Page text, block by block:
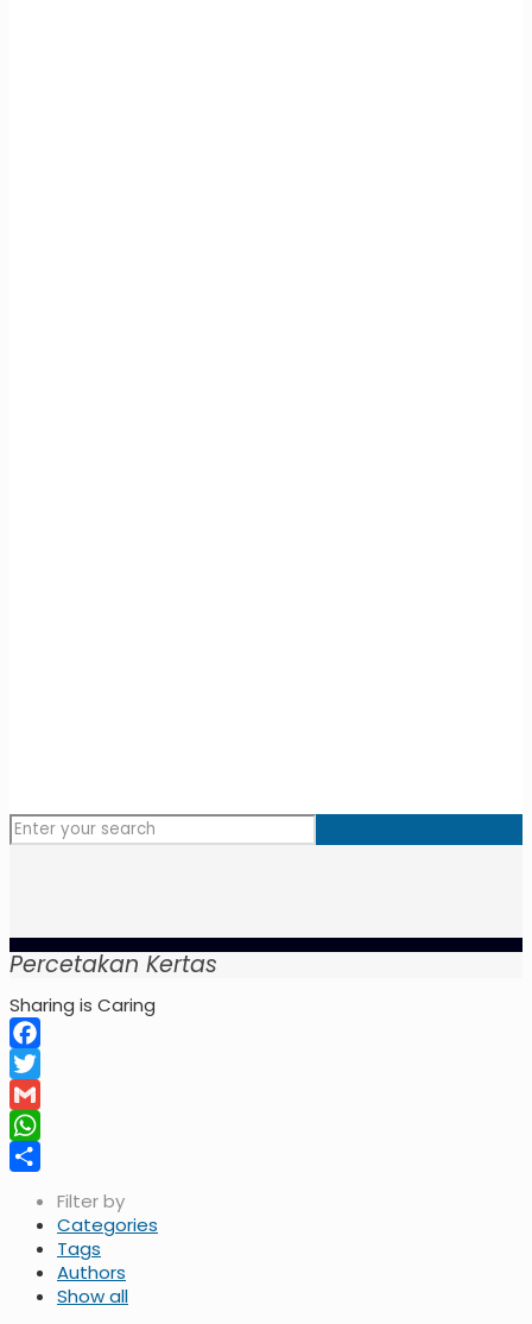
Percetakan Kertas
Sharing is Caring
Facebook
Twitter
Gmail
WhatsApp
Filter by
Categories
Tags
Authors
Show all